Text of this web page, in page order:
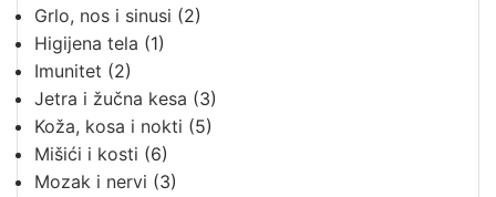
Grlo, nos i sinusi (2)
Higijena tela (1)
Imunitet (2)
Jetra i žučna kesa (3)
Koža, kosa i nokti (5)
Mišići i kosti (6)
Mozak i nervi (3)